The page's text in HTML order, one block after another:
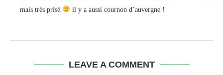
mais très prisé
il y a aussi cournon d’auvergne !
LEAVE A COMMENT